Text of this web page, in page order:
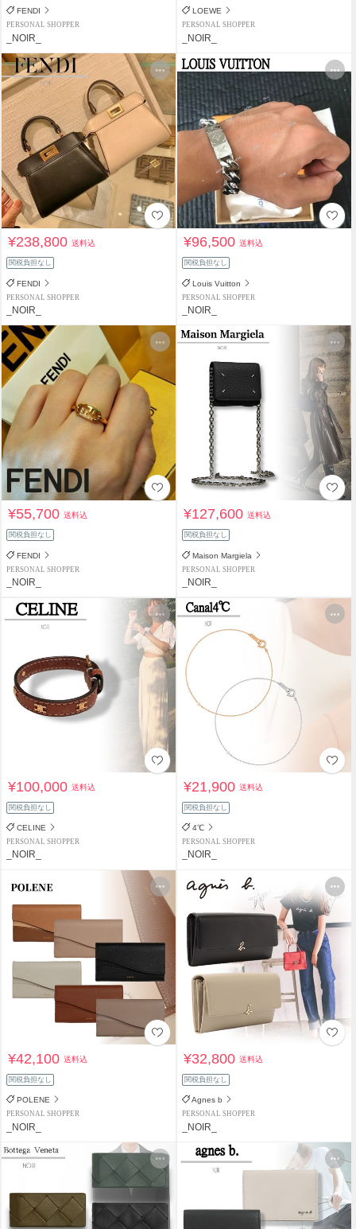
FENDI
PERSONAL SHOPPER
_NOIR_
LOEWE
PERSONAL SHOPPER
_NOIR_
¥238,800送料込
関税負担なし
FENDI
PERSONAL SHOPPER
_NOIR_
¥96,500送料込
関税負担なし
Louis Vuitton
PERSONAL SHOPPER
_NOIR_
¥55,700送料込
関税負担なし
FENDI
PERSONAL SHOPPER
_NOIR_
¥127,600送料込
関税負担なし
Maison Margiela
PERSONAL SHOPPER
_NOIR_
¥100,000送料込
関税負担なし
CELINE
PERSONAL SHOPPER
_NOIR_
¥21,900送料込
関税負担なし
4℃
PERSONAL SHOPPER
_NOIR_
¥42,100送料込
関税負担なし
POLENE
PERSONAL SHOPPER
_NOIR_
¥32,800送料込
関税負担なし
Agnes b
PERSONAL SHOPPER
_NOIR_